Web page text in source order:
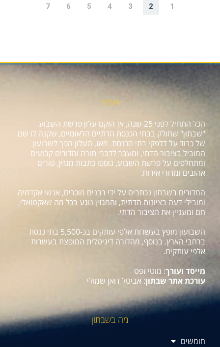
1
2
3
4
5
6
7
אודות
הכל התחיל לפני 25 שנה, אז הוקם עלון פרשת השבוע
"שבתון" שחולק בבתי הכנסת הדתיים הלאומיים, שקנה לו שם
של כבוד על דלפקי בתי הכנסת. מאז, העלון הפך לשבועון
המוביל בציבור הדתי, ומעבר לדברי תורה ומדורים קבועים
ומתחלפים על פרשת השבוע, נוספו כתבות מגזין, טורים
אהובים ומדורי אירוח.
המדורים בשבתון נכתבים על ידי רבנים מוכרים, אנשי אקדמיה
ומובילי דעה בציונות הדתית, והמגזין נוגע בכל מה שאקטואלי,
חם ומעניין את הציבור הדתי.
השבועון מופץ בעשרות אלפי עותקים בכ-5,500 בתי כנסת
ברחבי הארץ. בנוסף, מהדורה דיגיטלית המופצת בעשרות
אלפי עותקים.
מייסד ועורך: מוטי זפט
עורכת אתר שבתון: אביטל דואן שמולי
מה בשבתון
חומשים